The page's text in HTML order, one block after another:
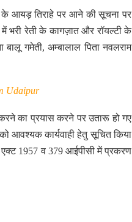
के आयड़ तिराहे पर आने की सूचना पर
भरी रेती के कागज़ात और रॉयल्टी के
गमेती, अम्बालाल पिता नवलराम
Udaipur
का प्रयास करने पर उतारू हो गए
आवश्यक कार्यवाही हेतु सूचित किया
एक्ट 1957 व 379 आईपीसी में प्रकरण